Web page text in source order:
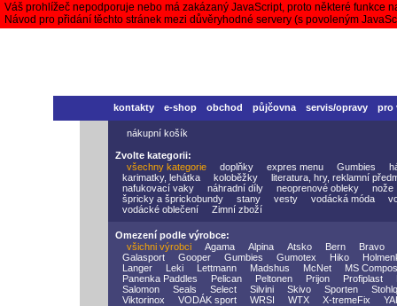
Váš prohlížeč nepodporuje nebo má zakázaný JavaScript, proto některé funkce
Návod pro přidání těchto stránek mezi důvěryhodné servery (s povoleným
kontakty e-shop obchod půjčovna servis/opravy pro
nákupní košík
Zvolte kategorii:
všechny kategorie
doplňky expres menu Gumbies
karimatky, lehátka
koloběžky
literatura, hry, reklamní
nafukovací vaky
náhradní díly neoprenové obleky
nože
špricky a šprickobundy
stany vesty vodácká móda
vodácké oblečení
Zimní zboží
Omezení podle výrobce:
všichni výrobci
Agama Alpina Atsko Bern
Bravo
Galasport
Gooper Gumbies Gumotex Hiko
Langer
Leki Lettmann Madshus McNet
MS
Panenka Paddles
Pelican Peltonen Prijon Profiplast
Salomon
Seals Select Silvini Skivo Sporten
Viktorinox
VODÁK sport WRSI WTX X-tremeFix